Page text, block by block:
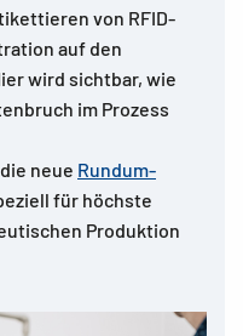
von RFID-
auf den
wird sichtbar, wie
im Prozess
neue Rundum-
für höchste
Produktion